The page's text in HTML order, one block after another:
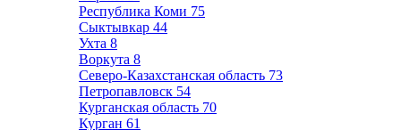
Республика Коми 75
Сыктывкар 44
Ухта 8
Воркута 8
Северо-Казахстанская область 73
Петропавловск 54
Курганская область 70
Курган 61